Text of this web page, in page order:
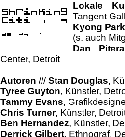
Lokale
Tangent
Kyong Park
(s. auch
Dan Pitera
Center, Detroit
Autoren ///Stan Douglas,
Tyree Guyton, Künstler,
Tammy Evans,
Chris Turner, Künstler,
Ben Hernandez, Künstler,
Derrick Gilbert, Ethnograf,